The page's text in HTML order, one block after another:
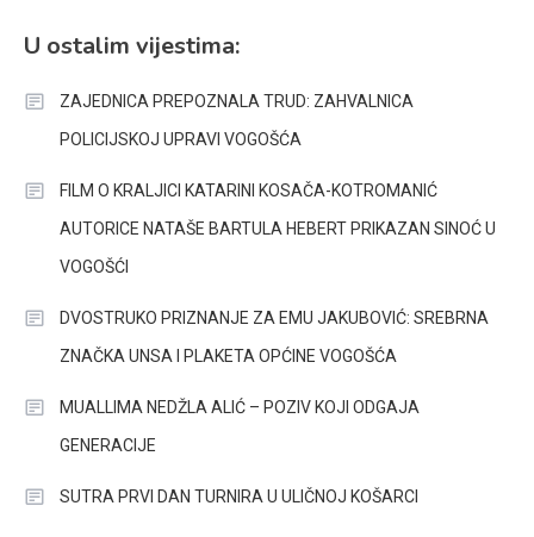
U ostalim vijestima:
ZAJEDNICA PREPOZNALA TRUD: ZAHVALNICA
POLICIJSKOJ UPRAVI VOGOŠĆA
FILM O KRALJICI KATARINI KOSAČA-KOTROMANIĆ
AUTORICE NATAŠE BARTULA HEBERT PRIKAZAN SINOĆ U
VOGOŠĆI
DVOSTRUKO PRIZNANJE ZA EMU JAKUBOVIĆ: SREBRNA
ZNAČKA UNSA I PLAKETA OPĆINE VOGOŠĆA
MUALLIMA NEDŽLA ALIĆ – POZIV KOJI ODGAJA
GENERACIJE
SUTRA PRVI DAN TURNIRA U ULIČNOJ KOŠARCI